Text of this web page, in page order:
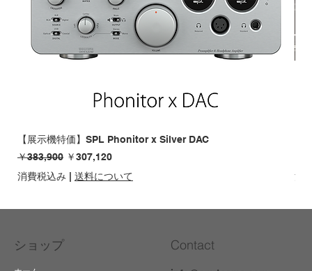
【展示機特価】SPL Phonitor x Silver DAC
通常価格
￥383,900 セール価格
￥307,120
消費税込み
送料について
消
ショップ Contact